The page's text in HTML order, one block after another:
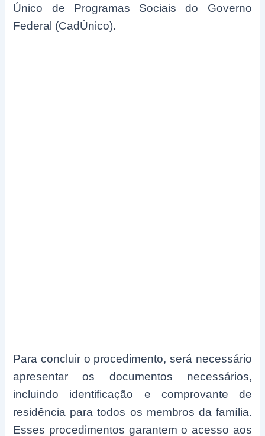
Único de Programas Sociais do Governo
Federal (CadÚnico).
Para concluir o procedimento, será necessário
apresentar os documentos necessários,
incluindo identificação e comprovante de
residência para todos os membros da família.
Esses procedimentos garantem o acesso aos